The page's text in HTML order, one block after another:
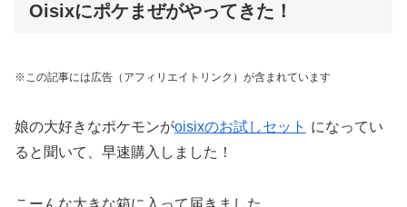
Oisixにポケまぜがやってきた！
※この記事には広告（アフィリエイトリンク）が含まれています
娘の大好きなポケモンがoisixのお試しセット になってい
ると聞いて、早速購入しました！